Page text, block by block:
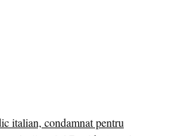
italian, condamnat pentru